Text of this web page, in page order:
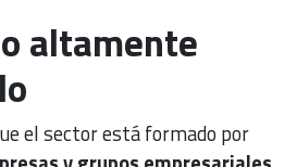
altamente
el sector está formado por